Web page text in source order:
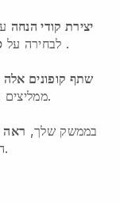
יצירת קודי הנחה
לבחירה על .
שתף קופונים אלה
ממליצים על מסעות הפרסום שלנו בדוא"ל).
בממשק שלך, ראה
הלקוחות שפדו את הקופון.